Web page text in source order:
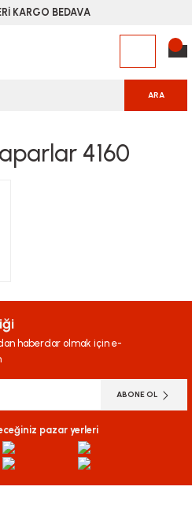
KARGO BEDAVA
ARA
4160
haberdar olmak için e-
ABONE OL
pazar yerleri